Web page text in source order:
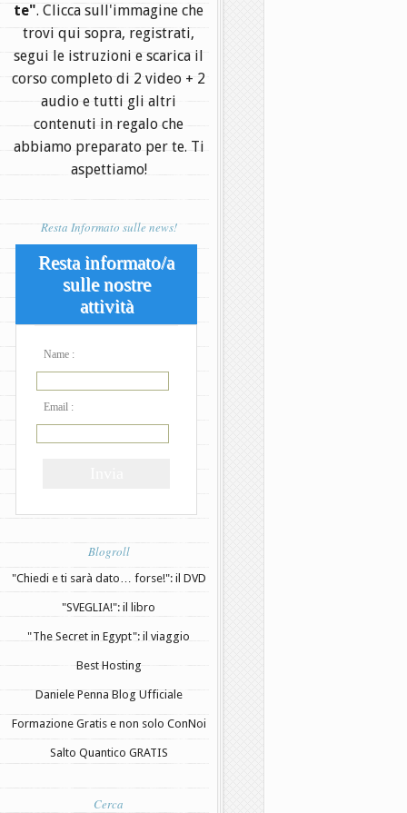
te". Clicca sull'immagine che
trovi qui sopra, registrati,
segui le istruzioni e scarica il
corso completo di 2 video + 2
audio e tutti gli altri
contenuti in regalo che
abbiamo preparato per te. Ti
aspettiamo!
Resta Informato sulle news!
Resta informato/a
sulle nostre
attività
Name :
Email :
Blogroll
"Chiedi e ti sarà dato… forse!": il DVD
"SVEGLIA!": il libro
"The Secret in Egypt": il viaggio
Best Hosting
Daniele Penna Blog Ufficiale
Formazione Gratis e non solo ConNoi
Salto Quantico GRATIS
Cerca